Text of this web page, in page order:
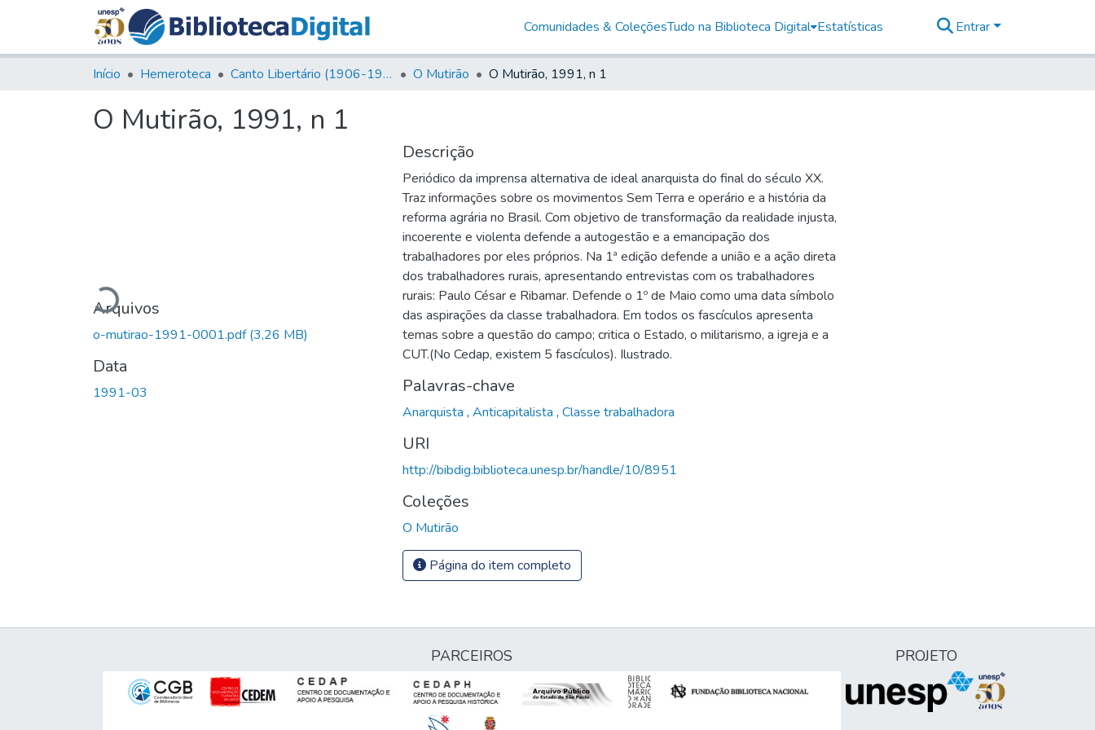
Comunidades & ColeçõesTudo na Biblioteca Digital Estatísticas Entrar
Início Hemeroteca Canto Libertário (1906-1995) O Mutirão O Mutirão, 1991, n 1
O Mutirão, 1991, n 1
Carregando...
Arquivos
o-mutirao-1991-0001.pdf(3,26 MB)
Data
1991-03
Descrição
Periódico da imprensa alternativa de ideal anarquista do final do século XX.
Traz informações sobre os movimentos Sem Terra e operário e a história da
reforma agrária no Brasil. Com objetivo de transformação da realidade injusta,
incoerente e violenta defende a autogestão e a emancipação dos
trabalhadores por eles próprios. Na 1ª edição defende a união e a ação direta
dos trabalhadores rurais, apresentando entrevistas com os trabalhadores
rurais: Paulo César e Ribamar. Defende o 1º de Maio como uma data símbolo
das aspirações da classe trabalhadora. Em todos os fascículos apresenta
temas sobre a questão do campo; critica o Estado, o militarismo, a igreja e a
CUT.(No Cedap, existem 5 fascículos). Ilustrado.
Palavras-chave
Anarquista , Anticapitalista , Classe trabalhadora
URI
http://bibdig.biblioteca.unesp.br/handle/10/8951
Coleções
O Mutirão
Página do item completo
PARCEIROS PROJETO